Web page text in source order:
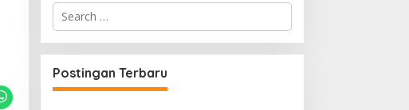
Search
for:
Postingan Terbaru